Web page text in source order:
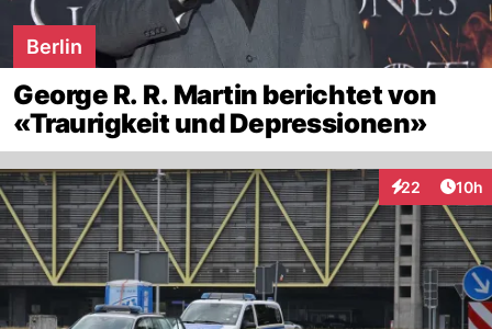
Berlin
George R. R. Martin berichtet von
«Traurigkeit und Depressionen»
22
Interaktionen
10h